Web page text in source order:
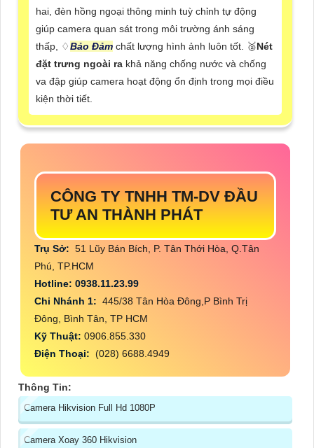
hai, đèn hồng ngoại thông minh tuỳ chỉnh tự động
giúp camera quan sát trong môi trường ánh sáng
thấp, ♢Bảo Đảm chất lượng hình ảnh luôn tốt. ️🥈Nét
đặt trưng ngoài ra khả năng chống nước và chống
va đập giúp camera hoạt động ổn định trong mọi điều
kiện thời tiết.
CÔNG TY TNHH TM-DV ĐẦU
TƯ AN THÀNH PHÁT
Trụ Sở: 51 Lũy Bán Bích, P. Tân Thới Hòa, Q.Tân
Phú, TP.HCM
Hotline: 0938.11.23.99
Chi Nhánh 1: 445/38 Tân Hòa Đông,P Bình Trị
Đông, Bình Tân, TP HCM
Kỹ Thuật: 0906.855.330
Điện Thoại: (028) 6688.4949
Thông Tin:
Camera Hikvision Full Hd 1080P
Camera Xoay 360 Hikvision